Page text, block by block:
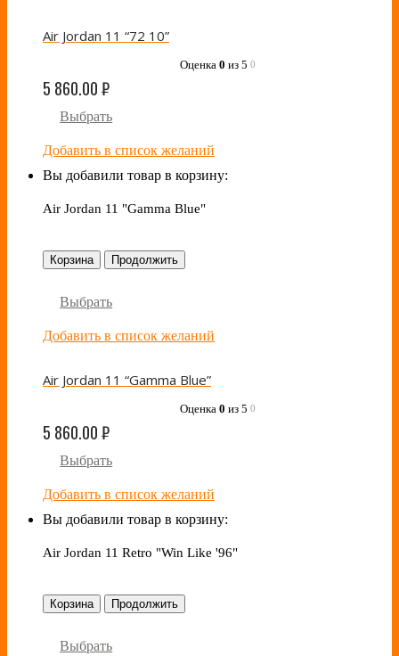
Air Jordan 11 “72 10”
Оценка 0 из 5 0
5 860.00₽
Выбрать
Добавить в список желаний
Вы добавили товар в корзину:
Air Jordan 11 "Gamma Blue"
Корзина Продолжить
Выбрать
Добавить в список желаний
Air Jordan 11 “Gamma Blue”
Оценка 0 из 5 0
5 860.00₽
Выбрать
Добавить в список желаний
Вы добавили товар в корзину:
Air Jordan 11 Retro "Win Like '96"
Корзина Продолжить
Выбрать